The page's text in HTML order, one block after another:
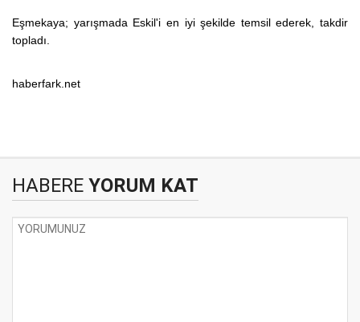
Eşmekaya; yarışmada Eskil'i en iyi şekilde temsil ederek, takdir
topladı.
haberfark.net
HABERE YORUM KAT